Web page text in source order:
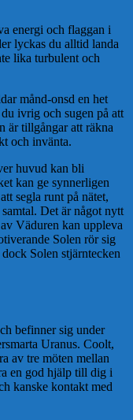
energi och flaggan i
lyckas du alltid landa
lika turbulent och
månd-onsd en het
ivrig och sugen på att
är tillgångar att räkna
och invänta.
huvud kan bli
kan ge synnerligen
segla runt på nätet,
Det är något nytt
Väduren kan uppleva
Solen rör sig
Solen stjärntecken
befinner sig under
Uranus. Coolt,
av tre möten mellan
en god hjälp till dig i
kanske kontakt med